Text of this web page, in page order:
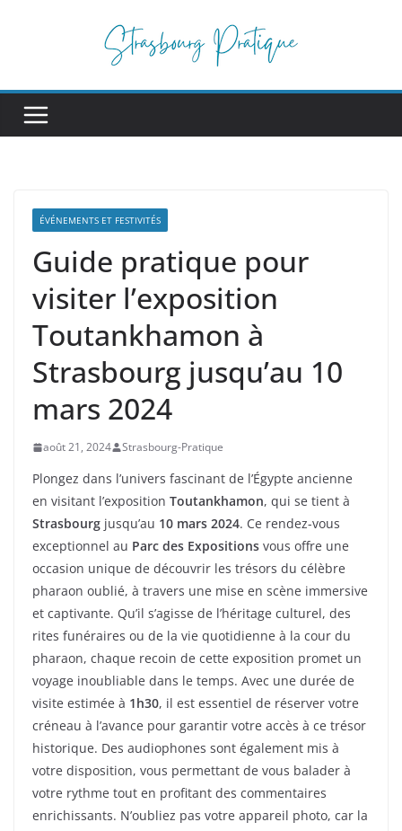
ÉVÉNEMENTS ET FESTIVITÉS
Guide pratique pour
visiter l’exposition
Toutankhamon à
Strasbourg jusqu’au 10
mars 2024
août 21, 2024 Strasbourg-Pratique
Plongez dans l’univers fascinant de l’Égypte ancienne
en visitant l’exposition Toutankhamon, qui se tient à
Strasbourg jusqu’au 10 mars 2024. Ce rendez-vous
exceptionnel au Parc des Expositions vous offre une
occasion unique de découvrir les trésors du célèbre
pharaon oublié, à travers une mise en scène immersive
et captivante. Qu’il s’agisse de l’héritage culturel, des
rites funéraires ou de la vie quotidienne à la cour du
pharaon, chaque recoin de cette exposition promet un
voyage inoubliable dans le temps. Avec une durée de
visite estimée à 1h30, il est essentiel de réserver votre
créneau à l’avance pour garantir votre accès à ce trésor
historique. Des audiophones sont également mis à
votre disposition, vous permettant de vous balader à
votre rythme tout en profitant des commentaires
enrichissants. N’oubliez pas votre appareil photo, car la